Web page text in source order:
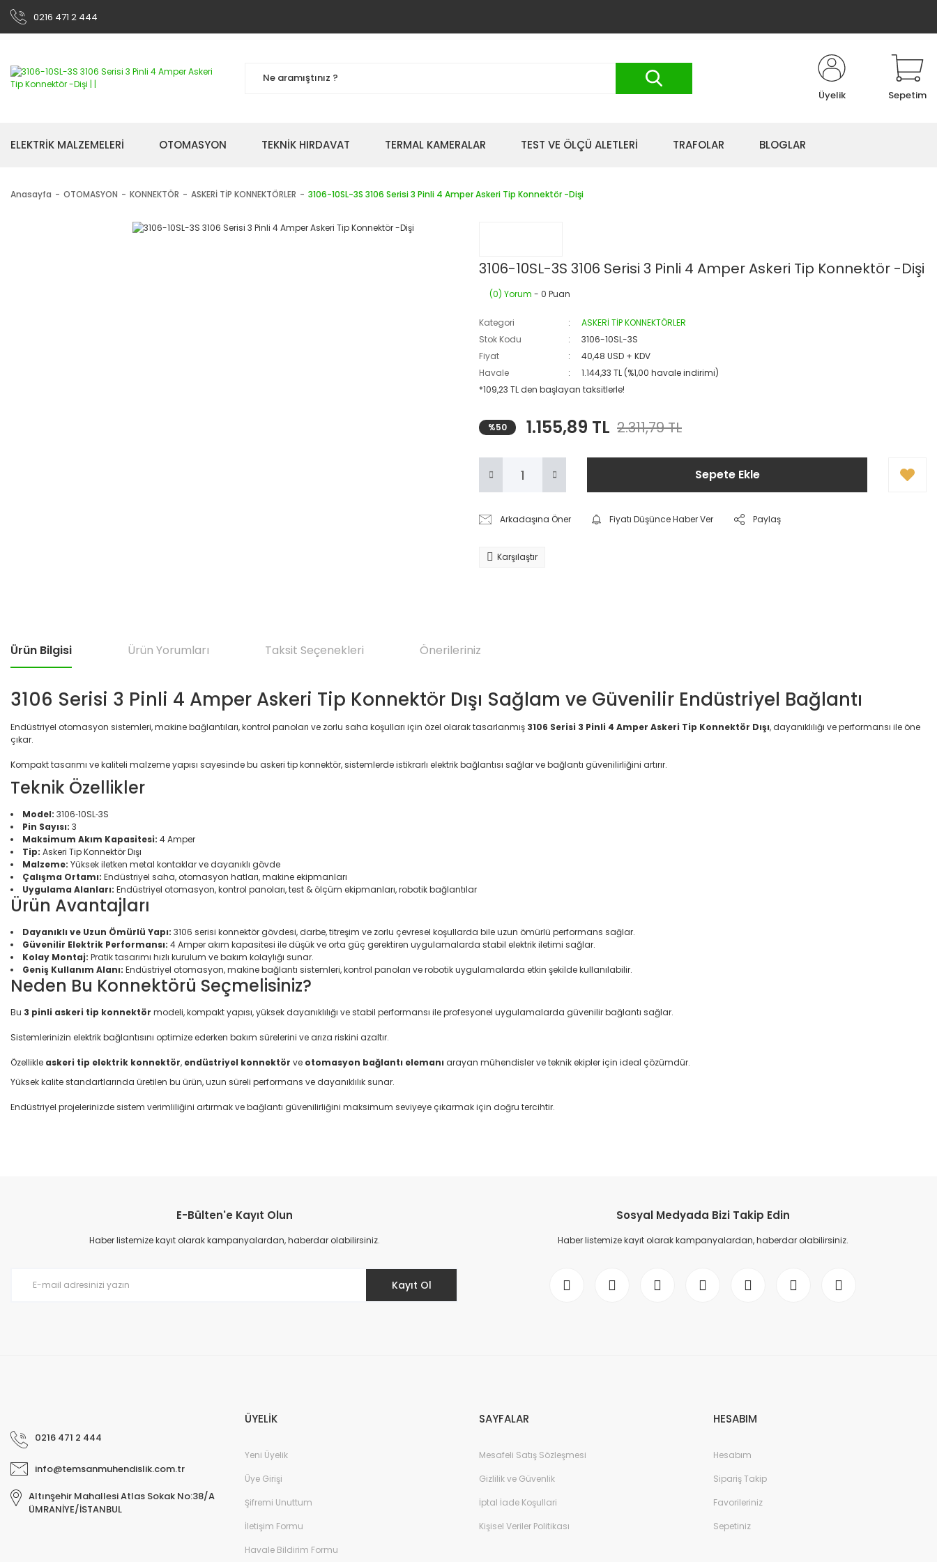
0216 471 2 444
Üyelik Sepetim
ELEKTRİK MALZEMELERİ OTOMASYON TEKNİK HIRDAVAT TERMAL KAMERALAR TEST VE ÖLÇÜ ALETLERİ TRAFOLAR BLOGLAR
Anasayfa OTOMASYON KONNEKTÖR ASKERİ TİP KONNEKTÖRLER 3106-10SL-3S 3106 Serisi 3 Pinli 4 Amper Askeri Tip Konnektör -Dişi
3106-10SL-3S 3106 Serisi 3 Pinli 4 Amper Askeri Tip Konnektör -Dişi
(0) Yorum - 0 Puan
Kategori
ASKERİ TİP KONNEKTÖRLER
Stok Kodu
3106-10SL-3S
Fiyat
40,48 USD + KDV
Havale
1.144,33 TL (%1,00 havale indirimi)
*109,23 TL den başlayan taksitlerle!
%50 1.155,89 TL 2.311,79 TL
Sepete Ekle
Arkadaşına Öner Fiyatı Düşünce Haber Ver Paylaş
Karşılaştır
Ürün Bilgisi Ürün Yorumları Taksit Seçenekleri Önerileriniz
3106 Serisi 3 Pinli 4 Amper Askeri Tip Konnektör Dışı Sağlam ve Güvenilir Endüstriyel Bağlantı
Endüstriyel otomasyon sistemleri, makine bağlantıları, kontrol panoları ve zorlu saha koşulları için özel olarak tasarlanmış 3106 Serisi 3 Pinli 4 Amper Askeri Tip Konnektör Dışı, dayanıklılığı ve performansı ile öne
çıkar.
Kompakt tasarımı ve kaliteli malzeme yapısı sayesinde bu askeri tip konnektör, sistemlerde istikrarlı elektrik bağlantısı sağlar ve bağlantı güvenilirliğini artırır.
Teknik Özellikler
Model: 3106‑10SL‑3S
Pin Sayısı: 3
Maksimum Akım Kapasitesi: 4 Amper
Tip: Askeri Tip Konnektör Dışı
Malzeme: Yüksek iletken metal kontaklar ve dayanıklı gövde
Çalışma Ortamı: Endüstriyel saha, otomasyon hatları, makine ekipmanları
Uygulama Alanları: Endüstriyel otomasyon, kontrol panoları, test & ölçüm ekipmanları, robotik bağlantılar
Ürün Avantajları
Dayanıklı ve Uzun Ömürlü Yapı: 3106 serisi konnektör gövdesi, darbe, titreşim ve zorlu çevresel koşullarda bile uzun ömürlü performans sağlar.
Güvenilir Elektrik Performansı: 4 Amper akım kapasitesi ile düşük ve orta güç gerektiren uygulamalarda stabil elektrik iletimi sağlar.
Kolay Montaj: Pratik tasarımı hızlı kurulum ve bakım kolaylığı sunar.
Geniş Kullanım Alanı: Endüstriyel otomasyon, makine bağlantı sistemleri, kontrol panoları ve robotik uygulamalarda etkin şekilde kullanılabilir.
Neden Bu Konnektörü Seçmelisiniz?
Bu 3 pinli askeri tip konnektör modeli, kompakt yapısı, yüksek dayanıklılığı ve stabil performansı ile profesyonel uygulamalarda güvenilir bağlantı sağlar.
Sistemlerinizin elektrik bağlantısını optimize ederken bakım sürelerini ve arıza riskini azaltır.
Özellikle askeri tip elektrik konnektör, endüstriyel konnektör ve otomasyon bağlantı elemanı arayan mühendisler ve teknik ekipler için ideal çözümdür.
Yüksek kalite standartlarında üretilen bu ürün, uzun süreli performans ve dayanıklılık sunar.
Endüstriyel projelerinizde sistem verimliliğini artırmak ve bağlantı güvenilirliğini maksimum seviyeye çıkarmak için doğru tercihtir.
Ürün resmi kalitesiz, bozuk veya görüntülenemiyor.
Ürün açıklamasında eksik bilgiler bulunuyor.
E-Bülten'e Kayıt Olun
Haber listemize kayıt olarak kampanyalardan, haberdar olabilirsiniz.
Kayıt Ol
Sosyal Medyada Bizi Takip Edin
Haber listemize kayıt olarak kampanyalardan, haberdar olabilirsiniz.
0216 471 2 444
info@temsanmuhendislik.com.tr
Altınşehir Mahallesi Atlas Sokak No:38/A
ÜMRANİYE/İSTANBUL
ÜYELİK
Yeni Üyelik
Üye Girişi
Şifremi Unuttum
İletişim Formu
Havale Bildirim Formu
SAYFALAR
Mesafeli Satış Sözleşmesi
Gizlilik ve Güvenlik
İptal İade Koşullari
Kişisel Veriler Politikası
HESABIM
Hesabım
Sipariş Takip
Favorileriniz
Sepetiniz